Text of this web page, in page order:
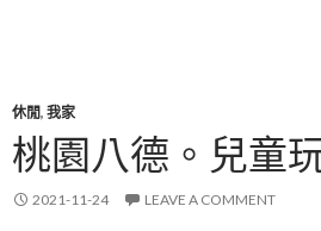
休閒, 我家
桃園八德。兒童
2021-11-24 LEAVE A COMMENT